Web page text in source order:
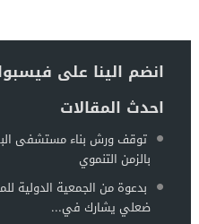
انضم الينا على
احدث المقالات
توقف ورش بناء مستشفى
بالزمن التنموي
بدعوة من الجمعية الدولية
ضعلي يشارك في...